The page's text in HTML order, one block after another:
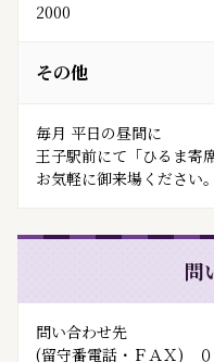
2000
その他
毎月 平日の昼間に
王子駅前にて「ひるま寄
問
問い合わせ先
(留守番電話・ＦＡＸ)